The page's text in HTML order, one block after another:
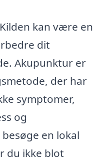
kan være en
dit
Akupunktur er
der har
symptomer,
og
en lokal
du ikke blot